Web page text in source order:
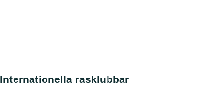
Internationella rasklubbar